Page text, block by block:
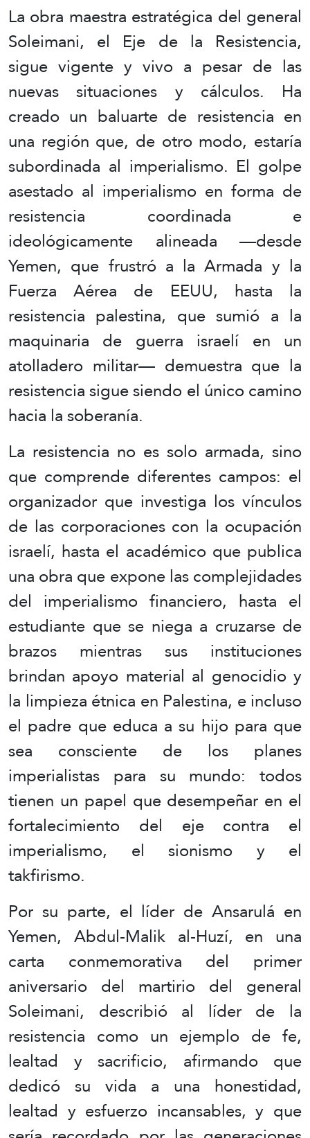
La obra maestra estratégica del general
Soleimani, el Eje de la Resistencia,
sigue vigente y vivo a pesar de las
nuevas situaciones y cálculos. Ha
creado un baluarte de resistencia en
una región que, de otro modo, estaría
subordinada al imperialismo. El golpe
asestado al imperialismo en forma de
resistencia coordinada e
ideológicamente alineada —desde
Yemen, que frustró a la Armada y la
Fuerza Aérea de EEUU, hasta la
resistencia palestina, que sumió a la
maquinaria de guerra israelí en un
atolladero militar— demuestra que la
resistencia sigue siendo el único camino
hacia la soberanía.
La resistencia no es solo armada, sino
que comprende diferentes campos: el
organizador que investiga los vínculos
de las corporaciones con la ocupación
israelí, hasta el académico que publica
una obra que expone las complejidades
del imperialismo financiero, hasta el
estudiante que se niega a cruzarse de
brazos mientras sus instituciones
brindan apoyo material al genocidio y
la limpieza étnica en Palestina, e incluso
el padre que educa a su hijo para que
sea consciente de los planes
imperialistas para su mundo: todos
tienen un papel que desempeñar en el
fortalecimiento del eje contra el
imperialismo, el sionismo y el
takfirismo.
Por su parte, el líder de Ansarulá en
Yemen, Abdul-Malik al-Huzí, en una
carta conmemorativa del primer
aniversario del martirio del general
Soleimani, describió al líder de la
resistencia como un ejemplo de fe,
lealtad y sacrificio, afirmando que
dedicó su vida a una honestidad,
lealtad y esfuerzo incansables, y que